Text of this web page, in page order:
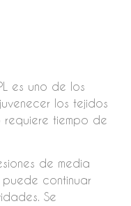
es uno de los
los tejidos
requiere tiempo de
de media
continuar
Se